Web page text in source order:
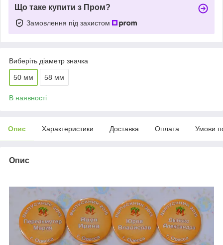
Що таке купити з Пром?
Замовлення під захистом
Виберіть діаметр значка
50 мм 58 мм
В наявності
Опис Характеристики Доставка Оплата Умови
Опис